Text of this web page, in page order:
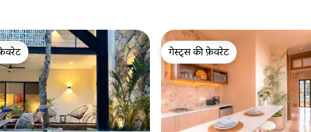
गेस्ट्स की फ़ेवरेट
गेस्ट्स की फ़ेवरेट